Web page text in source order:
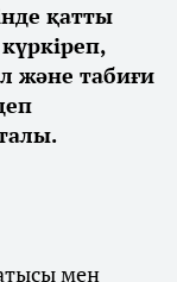
қатты
және табиғи
мен